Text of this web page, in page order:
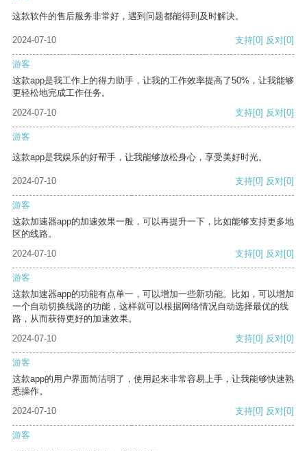
这款软件的售后服务非常好，遇到问题都能得到及时解决。
2024-07-10 支持[0] 反对[0]
游客
这款app是我工作上的得力助手，让我的工作效率提高了50%，让我能够
更轻松地完成工作任务。
2024-07-10
支持[0] 反对[0]
游客
这款app是我娱乐的好帮手，让我能够放松身心，享受美好时光。
2024-07-10 支持[0] 反对[0]
游客
这款加速器app的加速效果一般，可以再提升一下，比如能够支持更多地
区的线路。
2024-07-10
支持[0] 反对[0]
游客
这款加速器app的功能有点单一，可以增加一些新功能。比如，可以增加
一个自动切换线路的功能，这样就可以根据网络情况自动选择最优的线
路，从而获得更好的加速效果。
2024-07-10
支持[0] 反对[0]
游客
这款app的用户界面简洁明了，使用起来非常容易上手，让我能够快速熟
悉操作。
2024-07-10
支持[0] 反对[0]
游客